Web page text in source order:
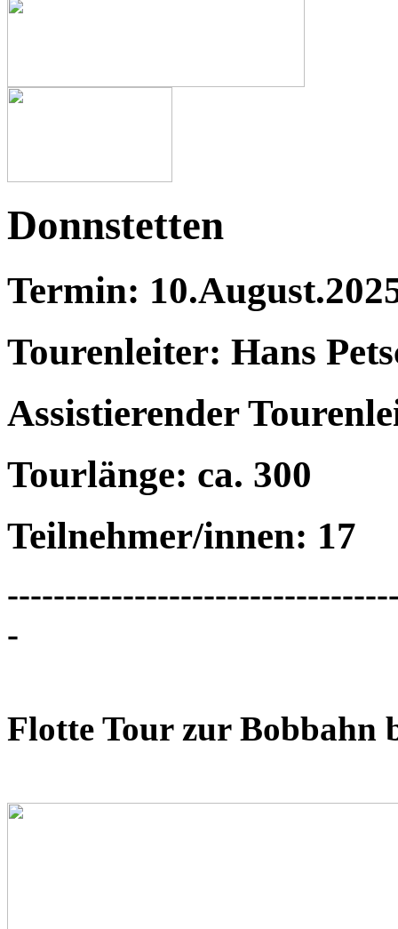
Donnstetten
Termin:
Tourenleiter: Hans
Assistierender
Tourlänge: ca. 300
Teilnehmer/innen: 17
-
Flotte Tour zur Bobbahn